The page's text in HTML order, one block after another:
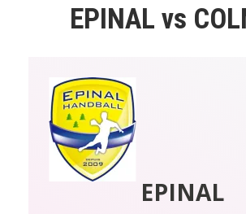
EPINAL vs
EPINAL